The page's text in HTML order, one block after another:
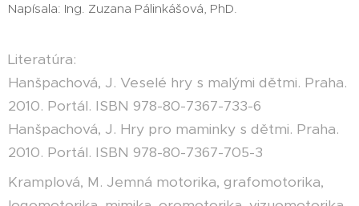
Napísala: Ing. Zuzana Pálinkášová, PhD.
Literatúra:
Hanšpachová, J. Veselé hry s malými dětmi. Praha.
2010. Portál. ISBN 978-80-7367-733-6
Hanšpachová, J. Hry pro maminky s dětmi. Praha.
2010. Portál. ISBN 978-80-7367-705-3
Kramplová, M. Jemná motorika, grafomotorika,